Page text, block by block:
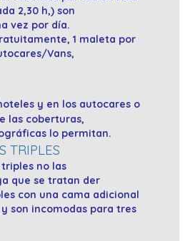
2,30 h,) son
vez por día.
1 maleta por
Vans,
y en los autocares o
las coberturas,
lo permitan.
TRIPLES
no las
que se tratan der
con una cama adicional
son incomodas para tres